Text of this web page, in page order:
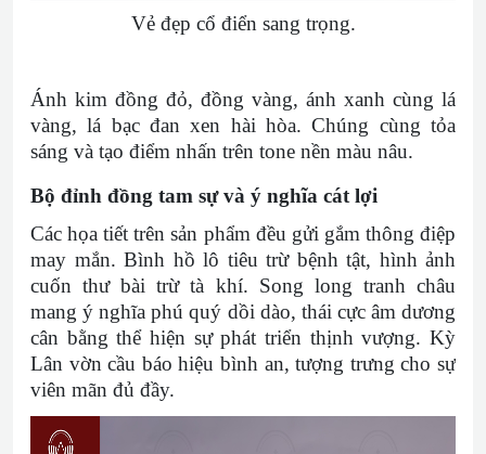
Vẻ đẹp cổ điển sang trọng.
Ánh kim đồng đỏ, đồng vàng, ánh xanh cùng lá
vàng, lá bạc đan xen hài hòa. Chúng cùng tỏa
sáng và tạo điểm nhấn trên tone nền màu nâu.
Bộ đỉnh đồng tam sự và ý nghĩa cát lợi
Các họa tiết trên sản phẩm đều gửi gắm thông điệp
may mắn. Bình hồ lô tiêu trừ bệnh tật, hình ảnh
cuốn thư bài trừ tà khí. Song long tranh châu
mang ý nghĩa phú quý dồi dào, thái cực âm dương
cân bằng thể hiện sự phát triển thịnh vượng. Kỳ
Lân vờn cầu báo hiệu bình an, tượng trưng cho sự
viên mãn đủ đầy.